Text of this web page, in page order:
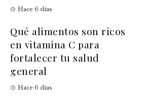
Hace 6 días
Qué alimentos son ricos
en vitamina C para
fortalecer tu salud
general
Hace 6 días